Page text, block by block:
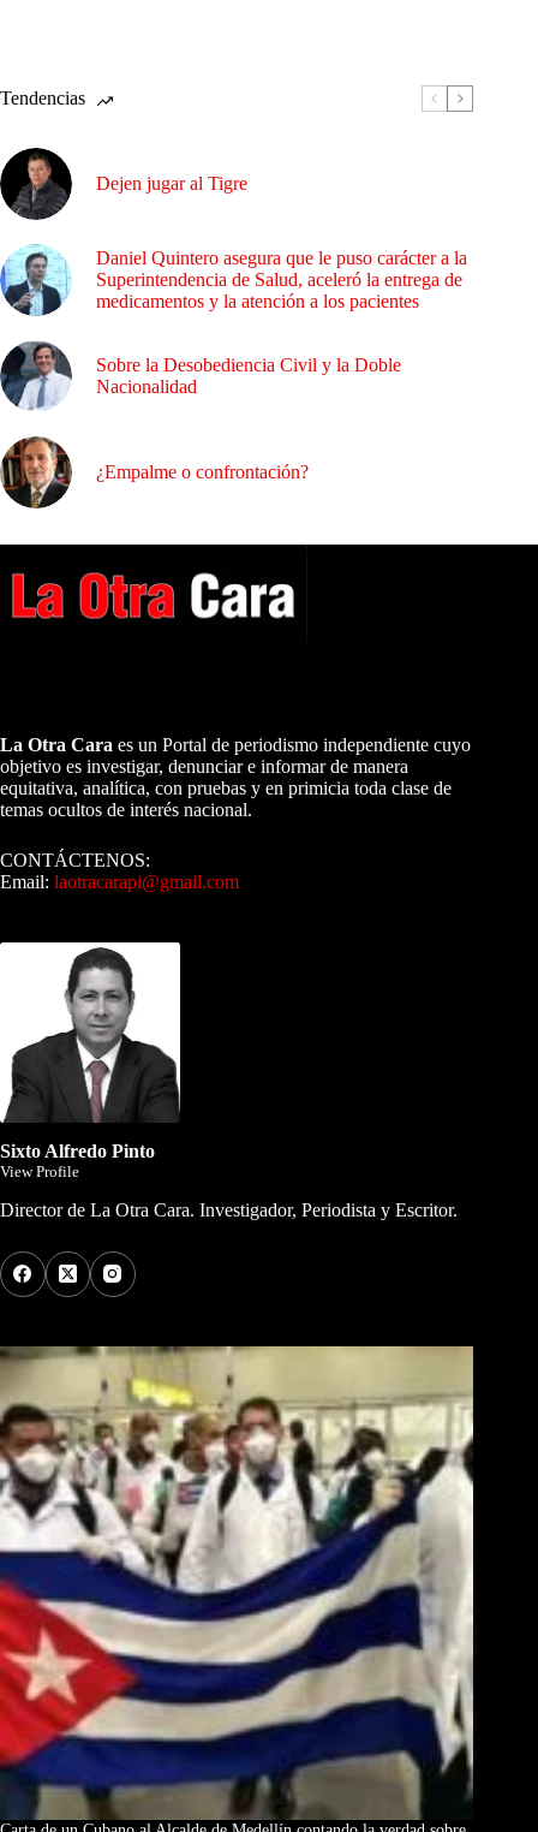
Tendencias
Dejen jugar al Tigre
Daniel Quintero asegura que le puso carácter a la
Superintendencia de Salud, aceleró la entrega de
medicamentos y la atención a los pacientes
Sobre la Desobediencia Civil y la Doble
Nacionalidad
¿Empalme o confrontación?
La Otra Cara es un Portal de periodismo independiente cuyo
objetivo es investigar, denunciar e informar de manera
equitativa, analítica, con pruebas y en primicia toda clase de
temas ocultos de interés nacional.
CONTÁCTENOS:
Email: laotracarapi@gmail.com
Sixto Alfredo Pinto
View Profile
Director de La Otra Cara. Investigador, Periodista y Escritor.